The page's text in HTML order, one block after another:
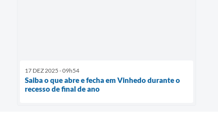
17 DEZ 2025 - 09h54
Saiba o que abre e fecha em Vinhedo durante o
recesso de final de ano